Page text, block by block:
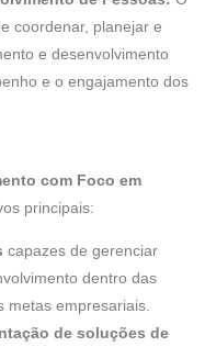
coordenar, planejar e
e desenvolvimento
e o engajamento dos
com Foco em
principais:
capazes de gerenciar
dentro das
metas empresariais.
de soluções de